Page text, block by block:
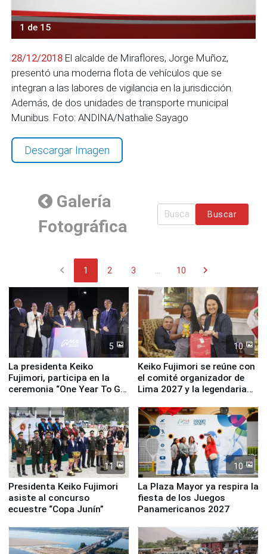
1 de 15
28/12/2018 El alcalde de Miraflores, Jorge Muñoz,
presentó una moderna flota de vehículos que se
integran a las labores de vigilancia en la jurisdicción.
Además, de dos unidades de transporte municipal
Munibus. Foto: ANDINA/Nathalie Sayago
Descargar Imagen
Galería
Fotográfica
Buscar
chevron_left 1 2 3 10 chevron_right
5
La presidenta Keiko
Fujimori, participa en la
ceremonia “One Year To Go
10
Keiko Fujimori se reúne con
el comité organizador de
Lima 2027 y la legendaria
11
Presidenta Keiko Fujimori
asiste al concurso
ecuestre “Copa Junín”
10
La Plaza Mayor ya respira la
fiesta de los Juegos
Panamericanos 2027